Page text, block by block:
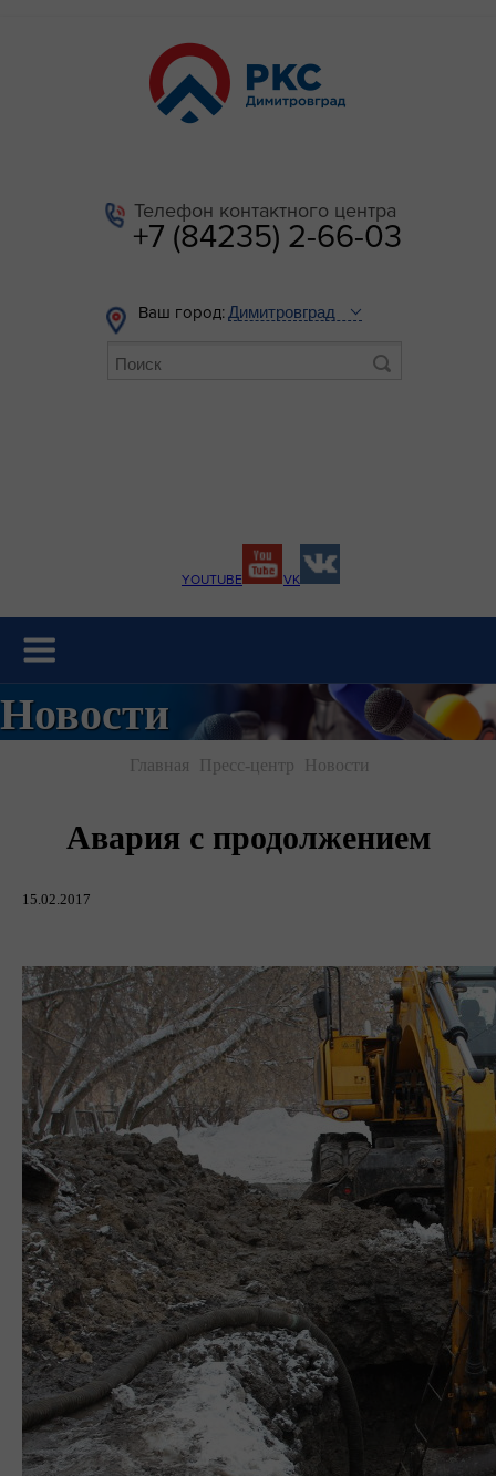
Телефон контактного центра
+7 (84235) 2-66-03
Ваш город:
YOUTUBE VK
Новости
Главная Пресс-центр Новости
Авария с продолжением
15.02.2017